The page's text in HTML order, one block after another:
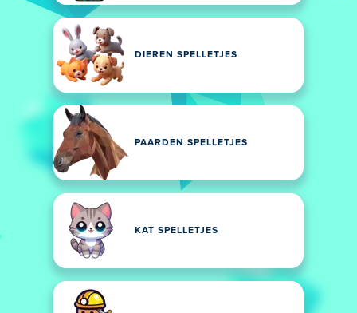
DIEREN SPELLETJES
PAARDEN SPELLETJES
KAT SPELLETJES